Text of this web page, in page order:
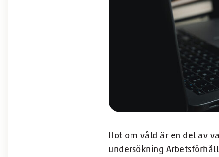
Hot om våld är en del av
undersökning